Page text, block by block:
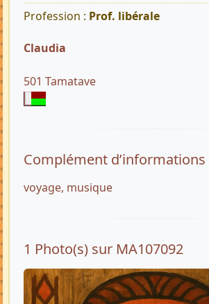
Profession : Prof. libérale
Claudia
501 Tamatave
Complément d’informations
voyage, musique
1 Photo(s) sur MA107092